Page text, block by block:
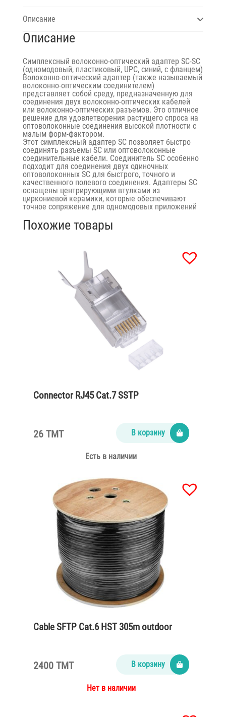
Описание
Описание
Симплексный волоконно-оптический адаптер SC-SC
(одномодовый, пластиковый, UPC, синий, с фланцем)
Волоконно-оптический адаптер (также называемый
волоконно-оптическим соединителем)
представляет собой среду, предназначенную для
соединения двух волоконно-оптических кабелей
или волоконно-оптических разъемов. Это отличное
решение для удовлетворения растущего спроса на
оптоволоконные соединения высокой плотности с
малым форм-фактором.
Этот симплексный адаптер SC позволяет быстро
соединять разъемы SC или оптоволоконные
соединительные кабели. Соединитель SC особенно
подходит для соединения двух одиночных
оптоволоконных SC для быстрого, точного и
качественного полевого соединения. Адаптеры SC
оснащены центрирующими втулками из
циркониевой керамики, которые обеспечивают
точное сопряжение для одномодовых приложений
Похожие товары
Connector RJ45 Cat.7 SSTP
26 TMT В корзину
Есть в наличии
Cable SFTP Cat.6 HST 305m outdoor
2400 TMT В корзину
Нет в наличии